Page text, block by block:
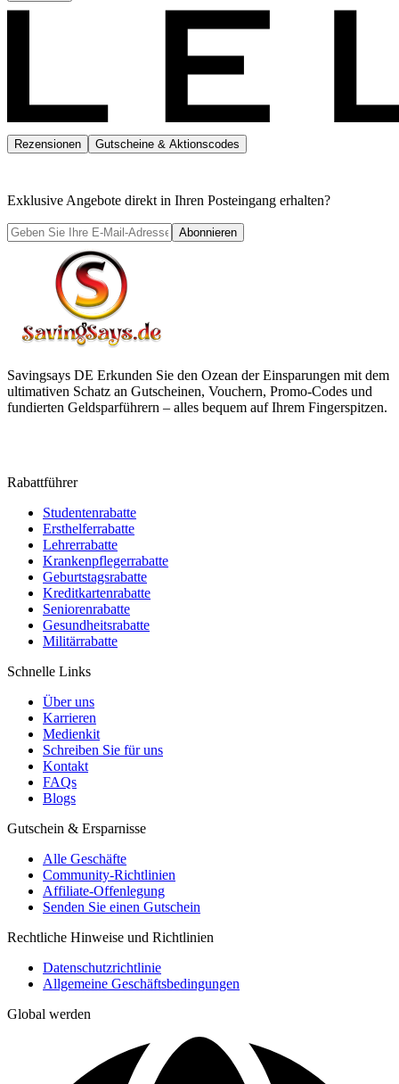
Rezensionen Gutscheine & Aktionscodes
Exklusive Angebote direkt in Ihren Posteingang erhalten?
Abonnieren
Savingsays DE Erkunden Sie den Ozean der Einsparungen mit dem
ultimativen Schatz an Gutscheinen, Vouchern, Promo-Codes und
fundierten Geldsparführern – alles bequem auf Ihrem Fingerspitzen.
Rabattführer
Studentenrabatte
Ersthelferrabatte
Lehrerrabatte
Krankenpflegerrabatte
Geburtstagsrabatte
Kreditkartenrabatte
Seniorenrabatte
Gesundheitsrabatte
Militärrabatte
Schnelle Links
Über uns
Karrieren
Medienkit
Schreiben Sie für uns
Kontakt
FAQs
Blogs
Gutschein & Ersparnisse
Alle Geschäfte
Community-Richtlinien
Affiliate-Offenlegung
Senden Sie einen Gutschein
Rechtliche Hinweise und Richtlinien
Datenschutzrichtlinie
Allgemeine Geschäftsbedingungen
Global werden